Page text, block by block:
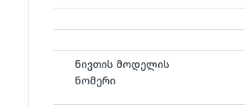
ნივთის მოდელის
ნომერი